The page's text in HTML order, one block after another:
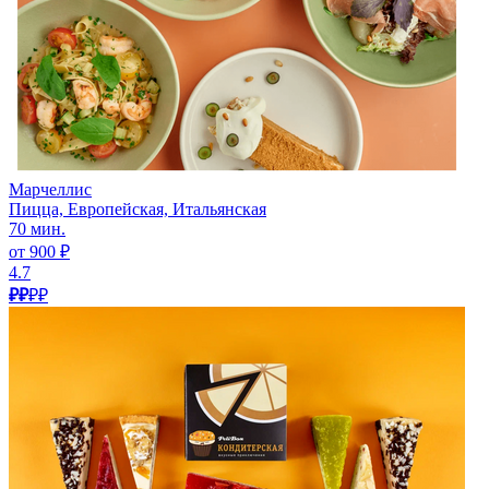
Марчеллис
Пицца, Европейская, Итальянская
70 мин.
от 900 ₽
4.7
₽₽₽₽